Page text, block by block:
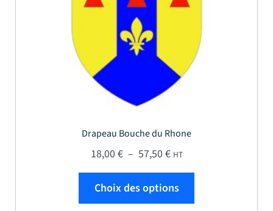
Drapeau Bouche du Rhone
18,00€ – 57,50€Plage de prix : 18,00 €
HT
Choix des options